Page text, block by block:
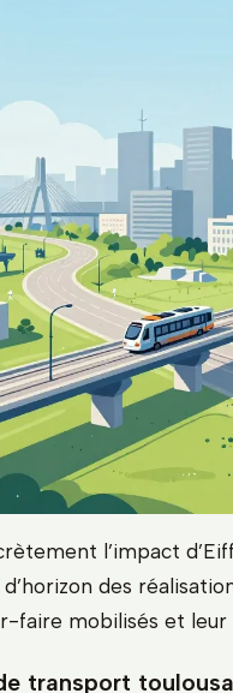
l’impact
des
faire mobilisés et
transport